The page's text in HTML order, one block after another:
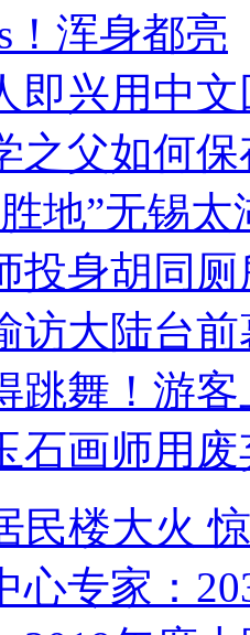
！浑身都亮
即兴用中
之父如何
地”无锡
投身胡同
访大陆台
跳舞！游客
石画师用
民楼大火
心专家：